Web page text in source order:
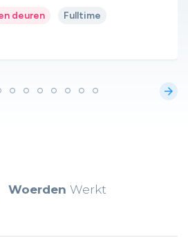
deuren
Fulltime
arrow_forward
Woerden Werkt